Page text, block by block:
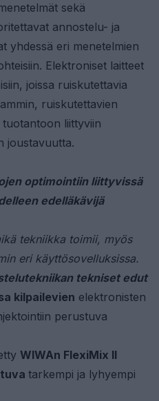
sekä
annostelu- ja
yhdessä eri menetelmien
Elektroniset laitteet
joissa ruiskutettavia
ruiskutettavien
liittyviin
joustavuutta.
optimointiin liittyvissä
edelläkävijä
tekniikka toimii, myös
eri käyttösovelluksissa.
tekniset edut
kilpailevien elektronisten
perustuva
WIWAn FlexiMix II
tarkempi ja lyhyempi